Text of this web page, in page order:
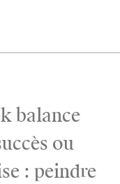
balance
ou
: peindre